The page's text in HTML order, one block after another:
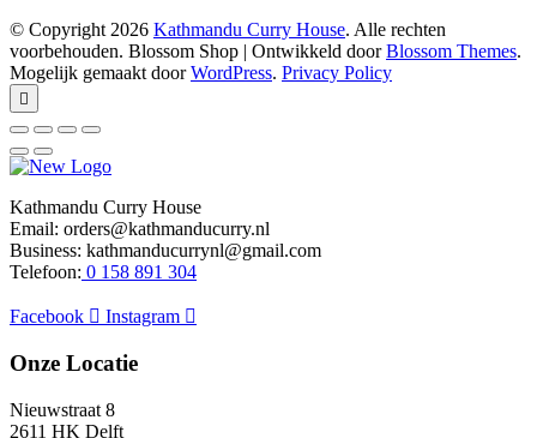
© Copyright 2026 Kathmandu Curry House. Alle rechten
voorbehouden. Blossom Shop | Ontwikkeld doorBlossom Themes.
Mogelijk gemaakt doorWordPress. Privacy Policy
Kathmandu Curry House
Email: orders@kathmanducurry.nl
Business: kathmanducurrynl@gmail.com
Telefoon: 0 158 891 304
Facebook Instagram
Onze Locatie
Nieuwstraat 8
2611 HK Delft